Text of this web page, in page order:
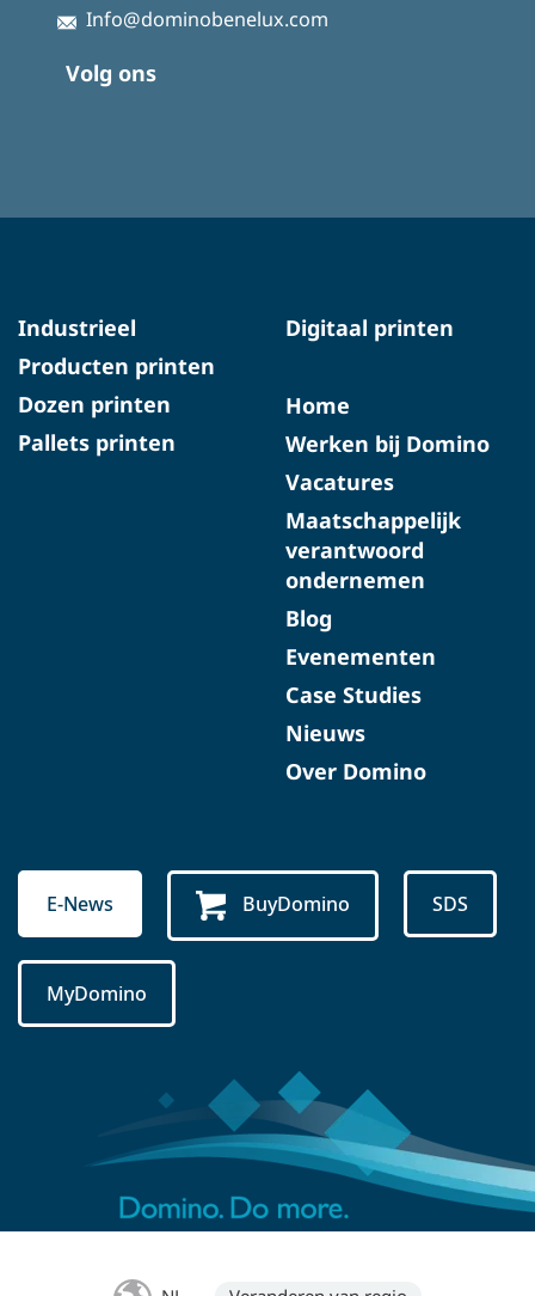
Info@dominobenelux.com
Volg ons
Industrieel
Producten printen
Dozen printen
Pallets printen
Digitaal printen
Home
Werken bij Domino
Vacatures
Maatschappelijk
verantwoord
ondernemen
Blog
Evenementen
Case Studies
Nieuws
Over Domino
E-News BuyDomino SDS
MyDomino